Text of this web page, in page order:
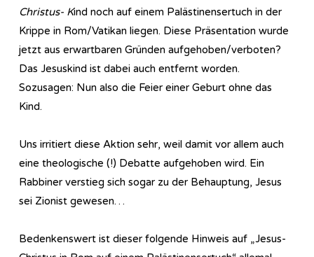
Christus- Kind noch auf einem Palästinensertuch in der
Krippe in Rom/Vatikan liegen. Diese Präsentation wurde
jetzt aus erwartbaren Gründen aufgehoben/verboten?
Das Jesuskind ist dabei auch entfernt worden.
Sozusagen: Nun also die Feier einer Geburt ohne das
Kind.
Uns irritiert diese Aktion sehr, weil damit vor allem auch
eine theologische (!) Debatte aufgehoben wird. Ein
Rabbiner verstieg sich sogar zu der Behauptung, Jesus
sei Zionist gewesen…
Bedenkenswert ist dieser folgende Hinweis auf „Jesus-